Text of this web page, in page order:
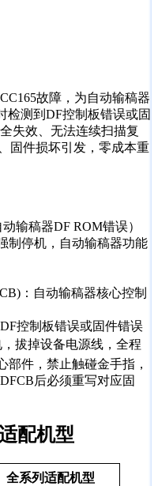
故障，为自动输稿器
检测到DF控制板错误或固
失效、无法连续扫描复
固件损坏引发，零成本重
输稿器DF ROM错误）
制停机，自动输稿器功能
：自动输稿器核心控制
控制板错误或固件错误
拔掉设备电源线，全程
部件，禁止触碰金手指，
后必须重写对应固
配机型
全系列适配机型